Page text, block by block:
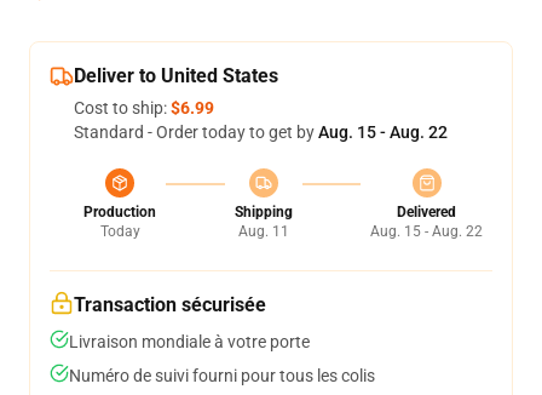
Deliver to United States
Cost to ship:$6.99
Standard - Order today to get byAug. 15 - Aug. 22
Production
Today
Shipping
Aug. 11
Delivered
Aug. 15 - Aug. 22
Transaction sécurisée
Livraison mondiale à votre porte
Numéro de suivi fourni pour tous les colis